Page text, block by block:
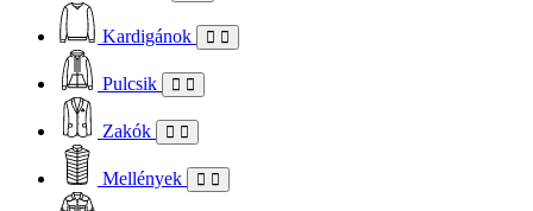
Kardigánok
Pulcsik
Zakók
Mellények